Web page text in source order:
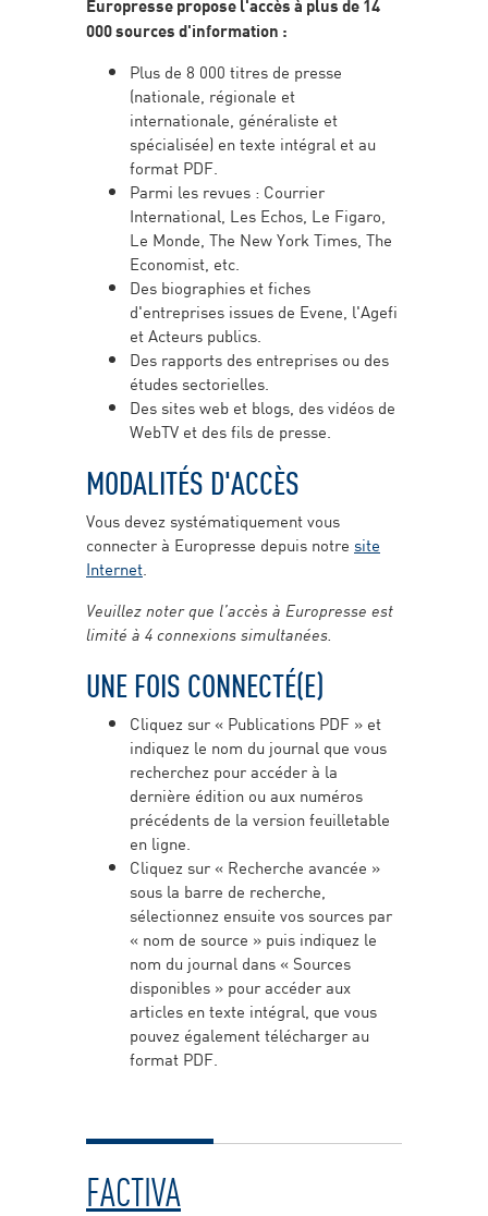
000 sources d'information :
Plus de 8 000 titres de presse
(nationale, régionale et
internationale, généraliste et
spécialisée) en texte intégral et au
format PDF.
Parmi les revues : Courrier
International, Les Echos, Le Figaro,
Le Monde, The New York Times, The
Economist, etc.
Des biographies et fiches
d'entreprises issues de Evene, l'Agefi
et Acteurs publics.
Des rapports des entreprises ou des
études sectorielles.
Des sites web et blogs, des vidéos de
WebTV et des fils de presse.
MODALITÉS D'ACCÈS
Vous devez systématiquement vous
connecter à Europresse depuis notre site
Internet.
Veuillez noter que l’accès à Europresse est
limité à 4 connexions simultanées.
UNE FOIS CONNECTÉ(E)
Cliquez sur « Publications PDF » et
indiquez le nom du journal que vous
recherchez pour accéder à la
dernière édition ou aux numéros
précédents de la version feuilletable
en ligne.
Cliquez sur « Recherche avancée »
sous la barre de recherche,
sélectionnez ensuite vos sources par
« nom de source » puis indiquez le
nom du journal dans « Sources
disponibles » pour accéder aux
articles en texte intégral, que vous
pouvez également télécharger au
format PDF.
FACTIVA